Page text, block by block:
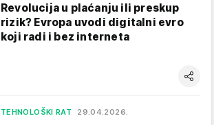
Revolucija u plaćanju ili preskup
rizik? Evropa uvodi digitalni evro
koji radi i bez interneta
TEHNOLOŠKI RAT 29.04.2026.